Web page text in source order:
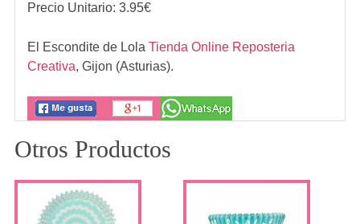
Precio Unitario: 3.95€
El Escondite de Lola Tienda Online Reposteria
Creativa, Gijon (Asturias).
Otros Productos